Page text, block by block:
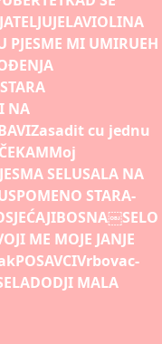
JELAVIOLINA
PJESME MI UMIRUEH
STARA
NA
Zasadit cu jednu
Moj
SELUSALA NA
STARA-
BOSNA￼SELO
ME MOJE JANJE
POSAVCIVrbovac-
DODJI MALA